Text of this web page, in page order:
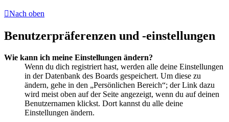
Nach oben
Benutzerpräferenzen und -einstellungen
Wie kann ich meine Einstellungen ändern?
Wenn du dich registriert hast, werden alle deine Einstellungen
in der Datenbank des Boards gespeichert. Um diese zu
ändern, gehe in den „Persönlichen Bereich“; der Link dazu
wird meist oben auf der Seite angezeigt, wenn du auf deinen
Benutzernamen klickst. Dort kannst du alle deine
Einstellungen ändern.